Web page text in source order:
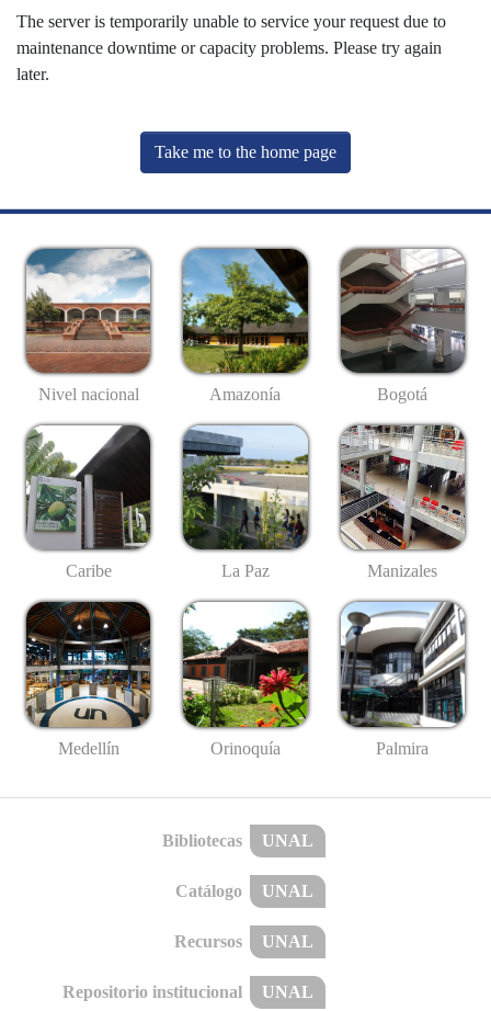
The server is temporarily unable to service your request due to
maintenance downtime or capacity problems. Please try again
later.
Take me to the home page
Nivel nacional Amazonía Bogotá
Caribe La Paz Manizales
Medellín Orinoquía Palmira
Bibliotecas UNAL
Catálogo UNAL
Recursos UNAL
Repositorio institucional UNAL